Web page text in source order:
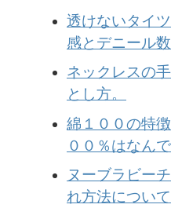
透けないタイ
感とデニール
ネックレスの
とし方。
綿１００の特
００％はなん
ヌーブラビー
れ方法について